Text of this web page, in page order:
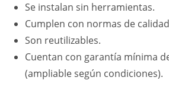
Se instalan sin herramientas.
Cumplen con normas de
Son reutilizables.
Cuentan con garantía mínima
(ampliable según condiciones).